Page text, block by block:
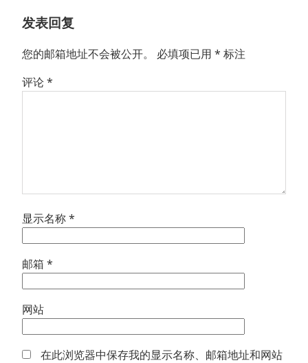
发表回复
您的邮箱地址不会被公开。 必填项已用 * 标注
评论*
显示名称*
邮箱 *
网站
在此浏览器中保存我的显示名称、邮箱地址和网站